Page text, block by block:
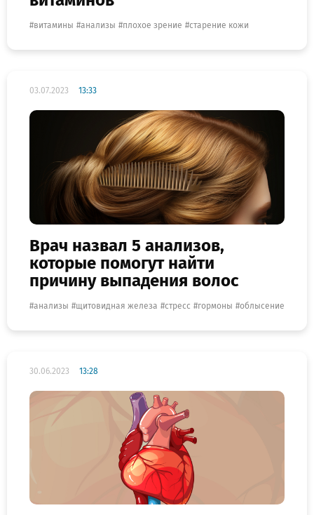
витамины анализы плохое зрение старение кожи
03.07.2023 13:33
Врач назвал 5 анализов,
которые помогут найти
причину выпадения волос
анализы щитовидная железа стресс гормоны облысение
30.06.2023 13:28